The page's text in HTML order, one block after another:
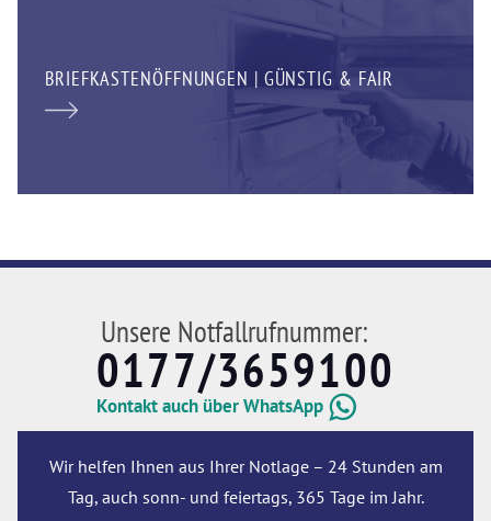
BRIEFKASTENÖFFNUNGEN | GÜNSTIG & FAIR
Unsere Notfallrufnummer:
0177/3659100
Kontakt auch über WhatsApp
Wir helfen Ihnen aus Ihrer Notlage – 24 Stunden am
Tag, auch sonn- und feiertags, 365 Tage im Jahr.